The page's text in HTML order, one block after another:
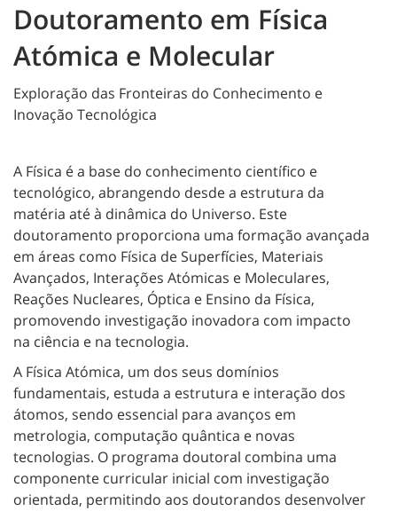
Doutoramento em Física
Atómica e Molecular
Exploração das Fronteiras do Conhecimento e
Inovação Tecnológica
A Física é a base do conhecimento científico e
tecnológico, abrangendo desde a estrutura da
matéria até à dinâmica do Universo. Este
doutoramento proporciona uma formação avançada
em áreas como Física de Superfícies, Materiais
Avançados, Interações Atómicas e Moleculares,
Reações Nucleares, Óptica e Ensino da Física,
promovendo investigação inovadora com impacto
na ciência e na tecnologia.
A Física Atómica, um dos seus domínios
fundamentais, estuda a estrutura e interação dos
átomos, sendo essencial para avanços em
metrologia, computação quântica e novas
tecnologias. O programa doutoral combina uma
componente curricular inicial com investigação
orientada, permitindo aos doutorandos desenvolver